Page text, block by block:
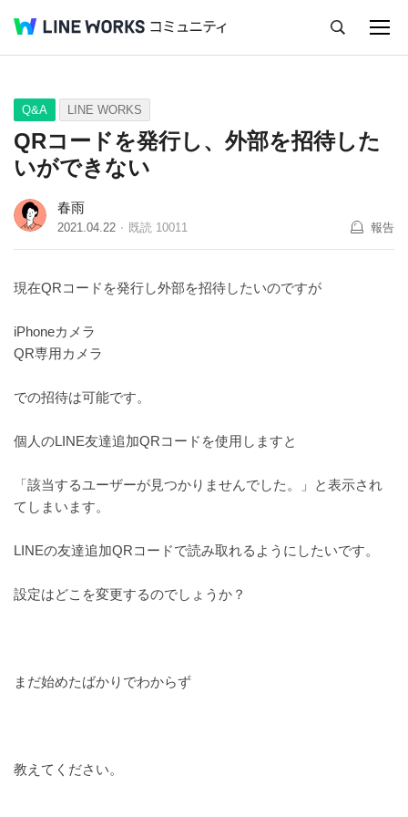
Q&A Tips Ideas
Q&A LINE WORKS
QRコードを発行し、外部を招待した
いができない
春雨
2021.04.22 既読 10011 報告
現在QRコードを発行し外部を招待したいのですが
iPhoneカメラ
QR専用カメラ
での招待は可能です。
個人のLINE友達追加QRコードを使用しますと
「該当するユーザーが見つかりませんでした。」と表示され
てしまいます。
LINEの友達追加QRコードで読み取れるようにしたいです。
設定はどこを変更するのでしょうか？
まだ始めたばかりでわからず
教えてください。